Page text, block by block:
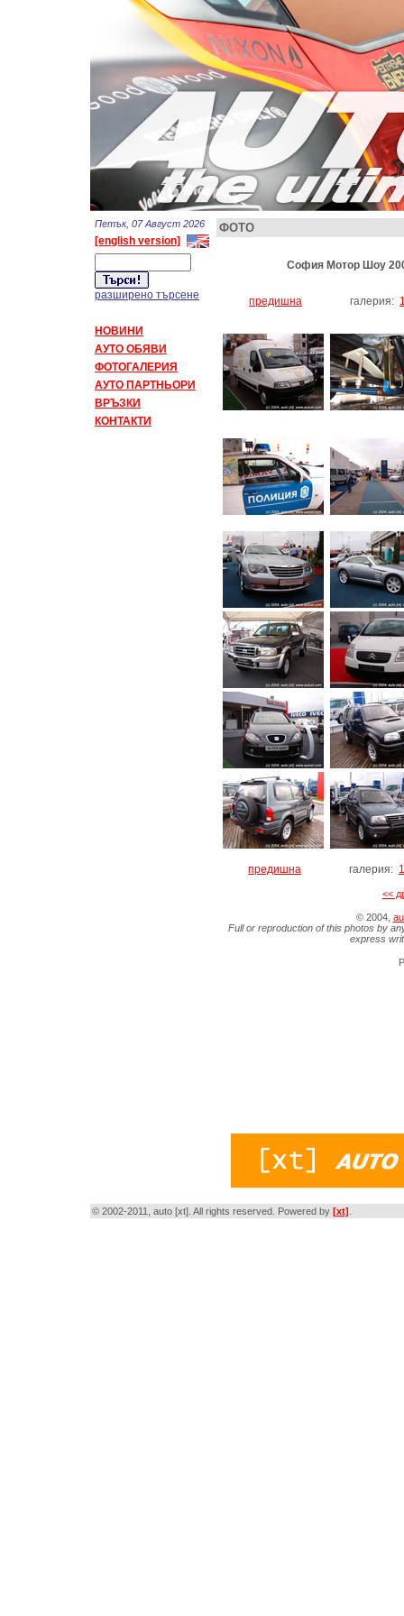
Петък, 07 Август 2026
[english version]
разширено търсене
НОВИНИ
АУТО ОБЯВИ
ФОТОГАЛЕРИЯ
АУТО ПАРТНЬОРИ
ВРЪЗКИ
КОНТАКТИ
ФОТО
София Мотор Шоу
предишна галерия:
предишна галерия: 1
<<
© 2004,
Full or reproduction of this photos by
express
© 2002-2011, auto [xt]. All rights reserved. Powered by [xt]